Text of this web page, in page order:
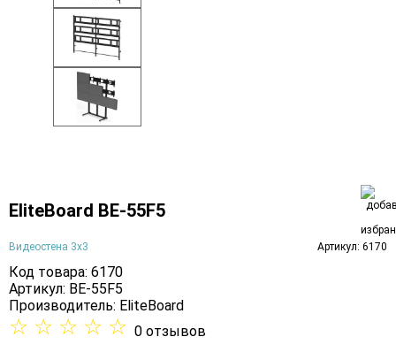
EliteBoard BE-55F5
Видеостена 3х3 Артикул: 6170
Код товара: 6170
Артикул: BE-55F5
Производитель: EliteBoard
☆ ☆ ☆ ☆ ☆ 0 отзывов